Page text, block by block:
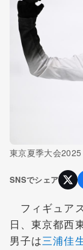
東京夏季大会
SNSでシェア
フィギュア
日、東京都西
男子は三浦佳